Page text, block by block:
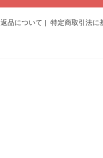
返品について | 特定商取引法に